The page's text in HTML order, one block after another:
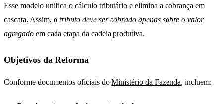
Esse modelo unifica o cálculo tributário e elimina a cobrança em
cascata. Assim, o tributo deve ser cobrado apenas sobre o valor
agregado em cada etapa da cadeia produtiva.
Objetivos da Reforma
Conforme documentos oficiais do Ministério da Fazenda, incluem: